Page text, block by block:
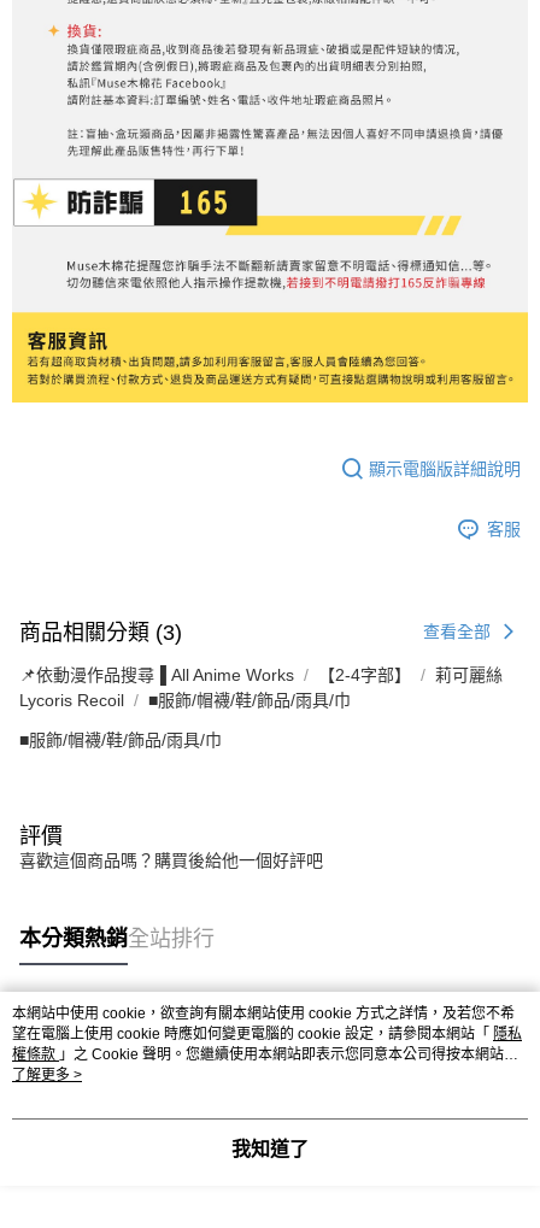
顯示電腦版詳細說明
客服
商品相關分類 (3) 查看全部
📌依動漫作品搜尋▐ All Anime Works 【2-4字部】
莉可麗絲
Lycoris Recoil
■服飾/帽襪/鞋/飾品/雨具/巾
■服飾/帽襪/鞋/飾品/雨具/巾
評價
喜歡這個商品嗎？購買後給他一個好評吧
本分類熱銷全站排行
熱門標籤
本網站中使用 cookie，欲查詢有關本網站使用 cookie 方式之詳情，及若您不希
望在電腦上使用 cookie 時應如何變更電腦的 cookie 設定，請參閱本網站「 隱私
權條款 」之 Cookie 聲明。您繼續使用本網站即表示您同意本公司得按本網站使
用條款之 Cookie 聲明使用 cookie。
了解更多 >
我知道了